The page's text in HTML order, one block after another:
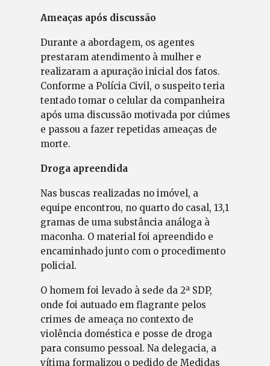
Ameaças após discussão
Durante a abordagem, os agentes
prestaram atendimento à mulher e
realizaram a apuração inicial dos fatos.
Conforme a Polícia Civil, o suspeito teria
tentado tomar o celular da companheira
após uma discussão motivada por ciúmes
e passou a fazer repetidas ameaças de
morte.
Droga apreendida
Nas buscas realizadas no imóvel, a
equipe encontrou, no quarto do casal, 13,1
gramas de uma substância análoga à
maconha. O material foi apreendido e
encaminhado junto com o procedimento
policial.
O homem foi levado à sede da 2ª SDP,
onde foi autuado em flagrante pelos
crimes de ameaça no contexto de
violência doméstica e posse de droga
para consumo pessoal. Na delegacia, a
vítima formalizou o pedido de Medidas